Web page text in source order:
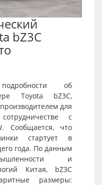
bZ3C
об
Toyota bZ3C,
для
с
Сообщается, что
стартует в
года. По данным
и
Китая, bZ3C
размеры: